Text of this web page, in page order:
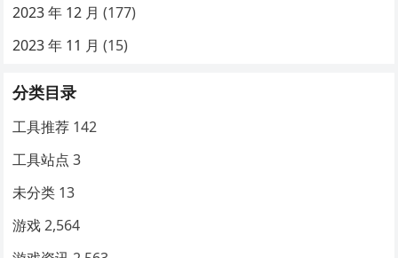
2023 年 12 月 (177)
2023 年 11 月 (15)
分类目录
工具推荐 142
工具站点 3
未分类 13
游戏 2,564